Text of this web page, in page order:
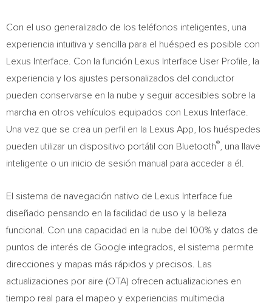
Con el uso generalizado de los teléfonos inteligentes, una
experiencia intuitiva y sencilla para el huésped es posible con
Lexus Interface. Con la función Lexus Interface User Profile, la
experiencia y los ajustes personalizados del conductor
pueden conservarse en la nube y seguir accesibles sobre la
marcha en otros vehículos equipados con Lexus Interface.
Una vez que se crea un perfil en la
Lexus App , los huéspedes
pueden utilizar un dispositivo portátil con Bluetooth®
, una llave
inteligente o un inicio de sesión manual para acceder a él.
El sistema de navegación nativo de Lexus Interface fue
diseñado pensando en la facilidad de uso y la belleza
funcional. Con una capacidad en la nube del 100% y datos de
puntos de interés de Google integrados, el sistema permite
direcciones y mapas más rápidos y precisos. Las
actualizaciones por aire (OTA) ofrecen actualizaciones en
tiempo real para el mapeo y experiencias multimedia